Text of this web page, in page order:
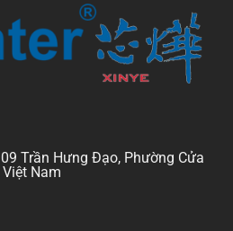
Trần Hưng Đạo, Phường Cửa
Nam